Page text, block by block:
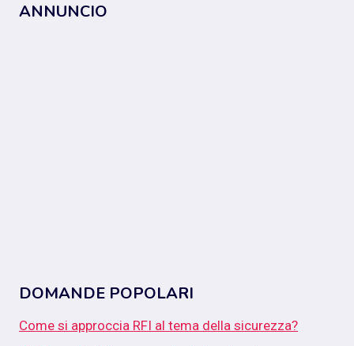
ANNUNCIO
DOMANDE POPOLARI
Come si approccia RFI al tema della sicurezza?